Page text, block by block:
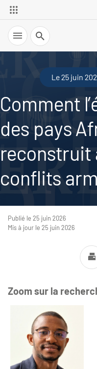
Recherche
Le 25 juin
Comment
des pays
reconstruit
conflits
Publié le 25 juin 2026
Mis à jour le 25 juin 2026
Zoom sur la